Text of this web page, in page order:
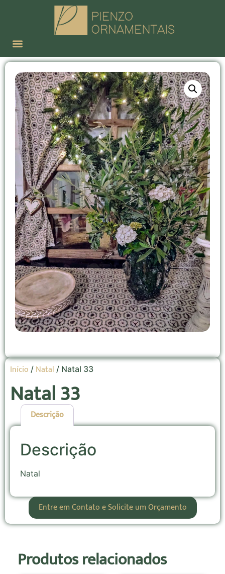
Início / Natal / Natal 33
Natal 33
Descrição
Descrição
Natal
Entre em Contato e Solicite um Orçamento
Produtos relacionados